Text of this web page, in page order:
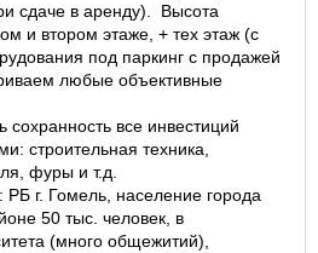
сдаче в аренду). Высота
и втором этаже, + тех этаж (с
под паркинг с продажей
любые объективные
сохранность все инвестиций
строительная техника,
фуры и т.д.
РБ г. Гомель, население города
50 тыс. человек, в
(много общежитий),